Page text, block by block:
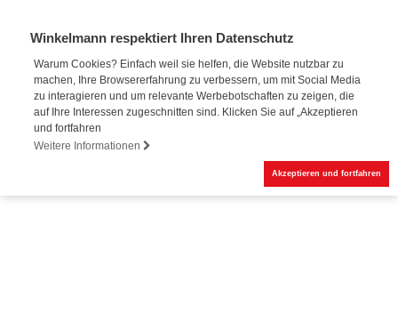
Winkelmann respektiert Ihren Datenschutz
Warum Cookies? Einfach weil sie helfen, die Website nutzbar zu
machen, Ihre Browsererfahrung zu verbessern, um mit Social Media
zu interagieren und um relevante Werbebotschaften zu zeigen, die
auf Ihre Interessen zugeschnitten sind. Klicken Sie auf „Akzeptieren
und fortfahren
Weitere Informationen
Akzeptieren und fortfahren